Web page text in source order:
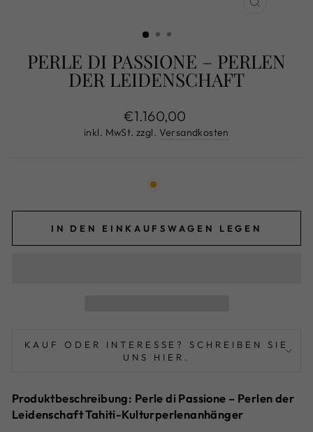
PERLE DI PASSIONE – PERLEN
DER LEIDENSCHAFT
Normaler
Preis
€1.160,00
inkl. MwSt. zzgl. Versandkosten
IN DEN EINKAUFSWAGEN LEGEN
KAUF ODER INTERESSE? SCHREIBEN SIE
UNS HIER.
Produktbeschreibung: Perle di Passione – Perlen der
Leidenschaft Tahiti-Kulturperlenanhänger